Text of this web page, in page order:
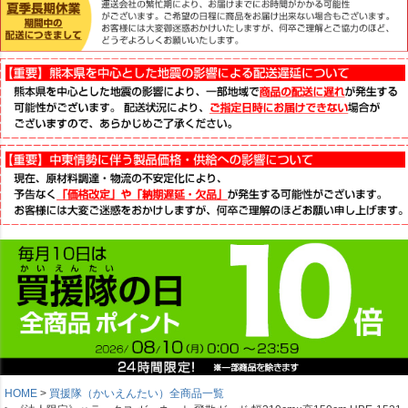
HOME
買援隊（かいえんたい）全商品一覧